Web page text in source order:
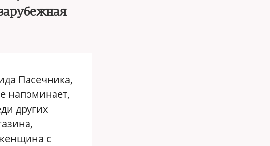
Пасечника,
напоминает,
других
с